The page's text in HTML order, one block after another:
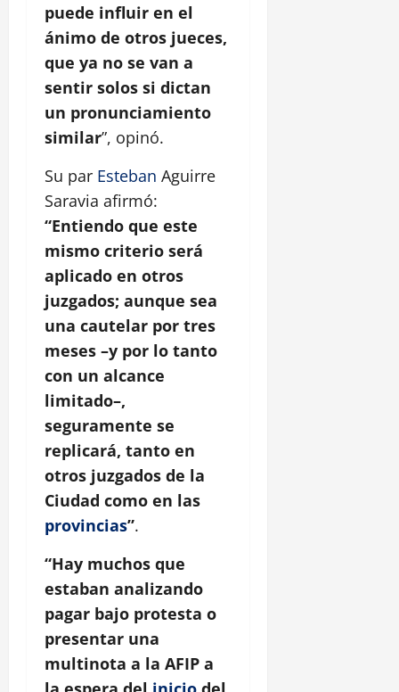
puede influir en el
ánimo de otros jueces,
que ya no se van a
sentir solos si dictan
un pronunciamiento
similar”, opinó.
Su par Esteban Aguirre
Saravia afirmó:
“Entiendo que este
mismo criterio será
aplicado en otros
juzgados; aunque sea
una cautelar por tres
meses –y por lo tanto
con un alcance
limitado–,
seguramente se
replicará, tanto en
otros juzgados de la
Ciudad como en las
provincias”.
“Hay muchos que
estaban analizando
pagar bajo protesta o
presentar una
multinota a la AFIP a